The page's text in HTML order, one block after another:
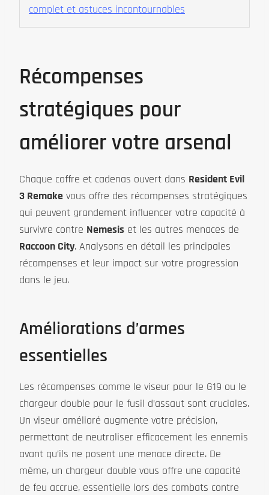
complet et astuces incontournables
Récompenses
stratégiques pour
améliorer votre arsenal
Chaque coffre et cadenas ouvert dans Resident Evil
3 Remake vous offre des récompenses stratégiques
qui peuvent grandement influencer votre capacité à
survivre contre Nemesis et les autres menaces de
Raccoon City. Analysons en détail les principales
récompenses et leur impact sur votre progression
dans le jeu.
Améliorations d’armes
essentielles
Les récompenses comme le viseur pour le G19 ou le
chargeur double pour le fusil d’assaut sont cruciales.
Un viseur amélioré augmente votre précision,
permettant de neutraliser efficacement les ennemis
avant qu’ils ne posent une menace directe. De
même, un chargeur double vous offre une capacité
de feu accrue, essentielle lors des combats contre